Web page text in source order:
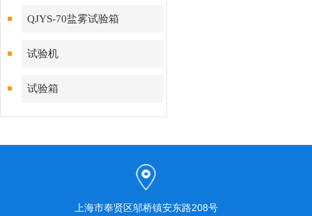
QJYS-70盐雾试验箱
试验机
试验箱
上海市奉贤区邬桥镇安东路208号